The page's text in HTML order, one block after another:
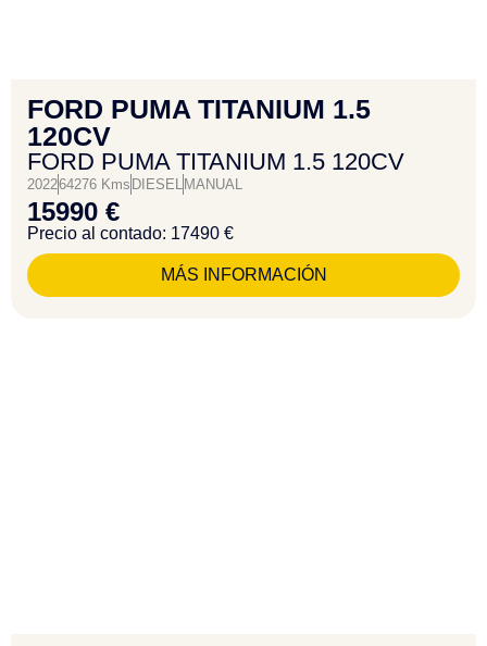
FORD PUMA TITANIUM 1.5
120CV
FORD PUMA TITANIUM 1.5 120CV
202264276 Kms DIESEL MANUAL
15990 €
Precio al contado: 17490 €
MÁS INFORMACIÓN